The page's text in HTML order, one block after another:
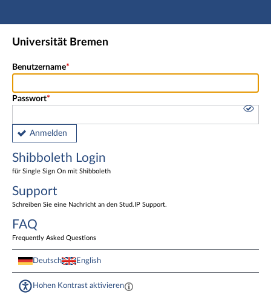
Hauptnavigation
Shibboleth Login
Universität Bremen
Benutzername
Passwort
Anmelden
Shibboleth Login
für Single Sign On mit Shibboleth
Support
Schreiben Sie eine Nachricht an den Stud.IP Support.
FAQ
Frequently Asked Questions
Deutsch English
Hohen Kontrast aktivieren